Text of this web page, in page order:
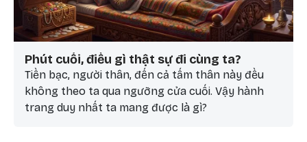
Phút cuối, điều gì thật sự đi cùng ta?
Tiền bạc, người thân, đến cả tấm thân này đều
không theo ta qua ngưỡng cửa cuối. Vậy hành
trang duy nhất ta mang được là gì?